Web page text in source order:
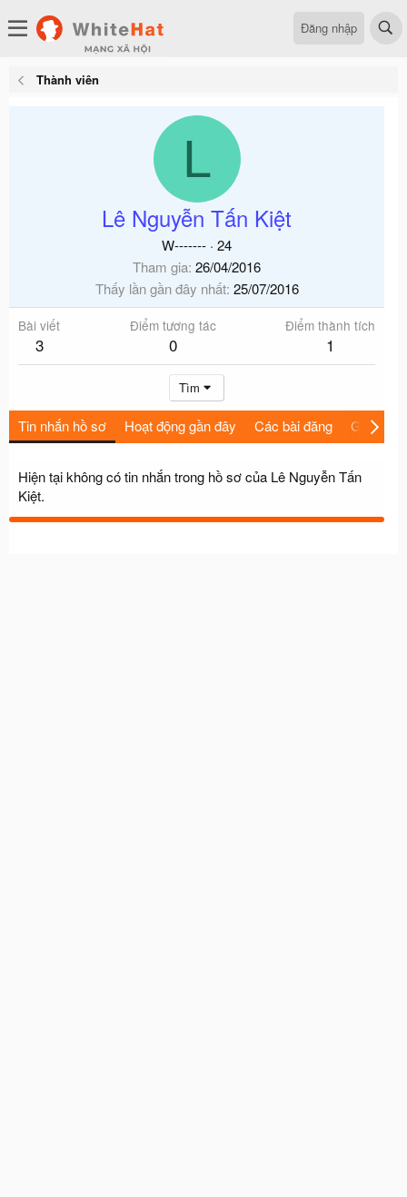
Đăng nhập
Thành viên
L
Lê Nguyễn Tấn Kiệt
W------- · 24
Tham gia 26/04/2016
Thấy lần gần đây nhất 25/07/2016
Bài viết
3
Điểm tương tác
0
Điểm thành tích
1
Tìm
Tin nhắn hồ sơ Hoạt động gần đây Các bài đăng Giới thiệu
Hiện tại không có tin nhắn trong hồ sơ của Lê Nguyễn Tấn
Kiệt.